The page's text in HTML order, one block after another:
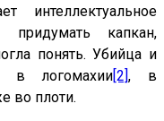
интеллектуальное
придумать капкан,
понять. Убийца и
в логомахии [2], в
во плоти.